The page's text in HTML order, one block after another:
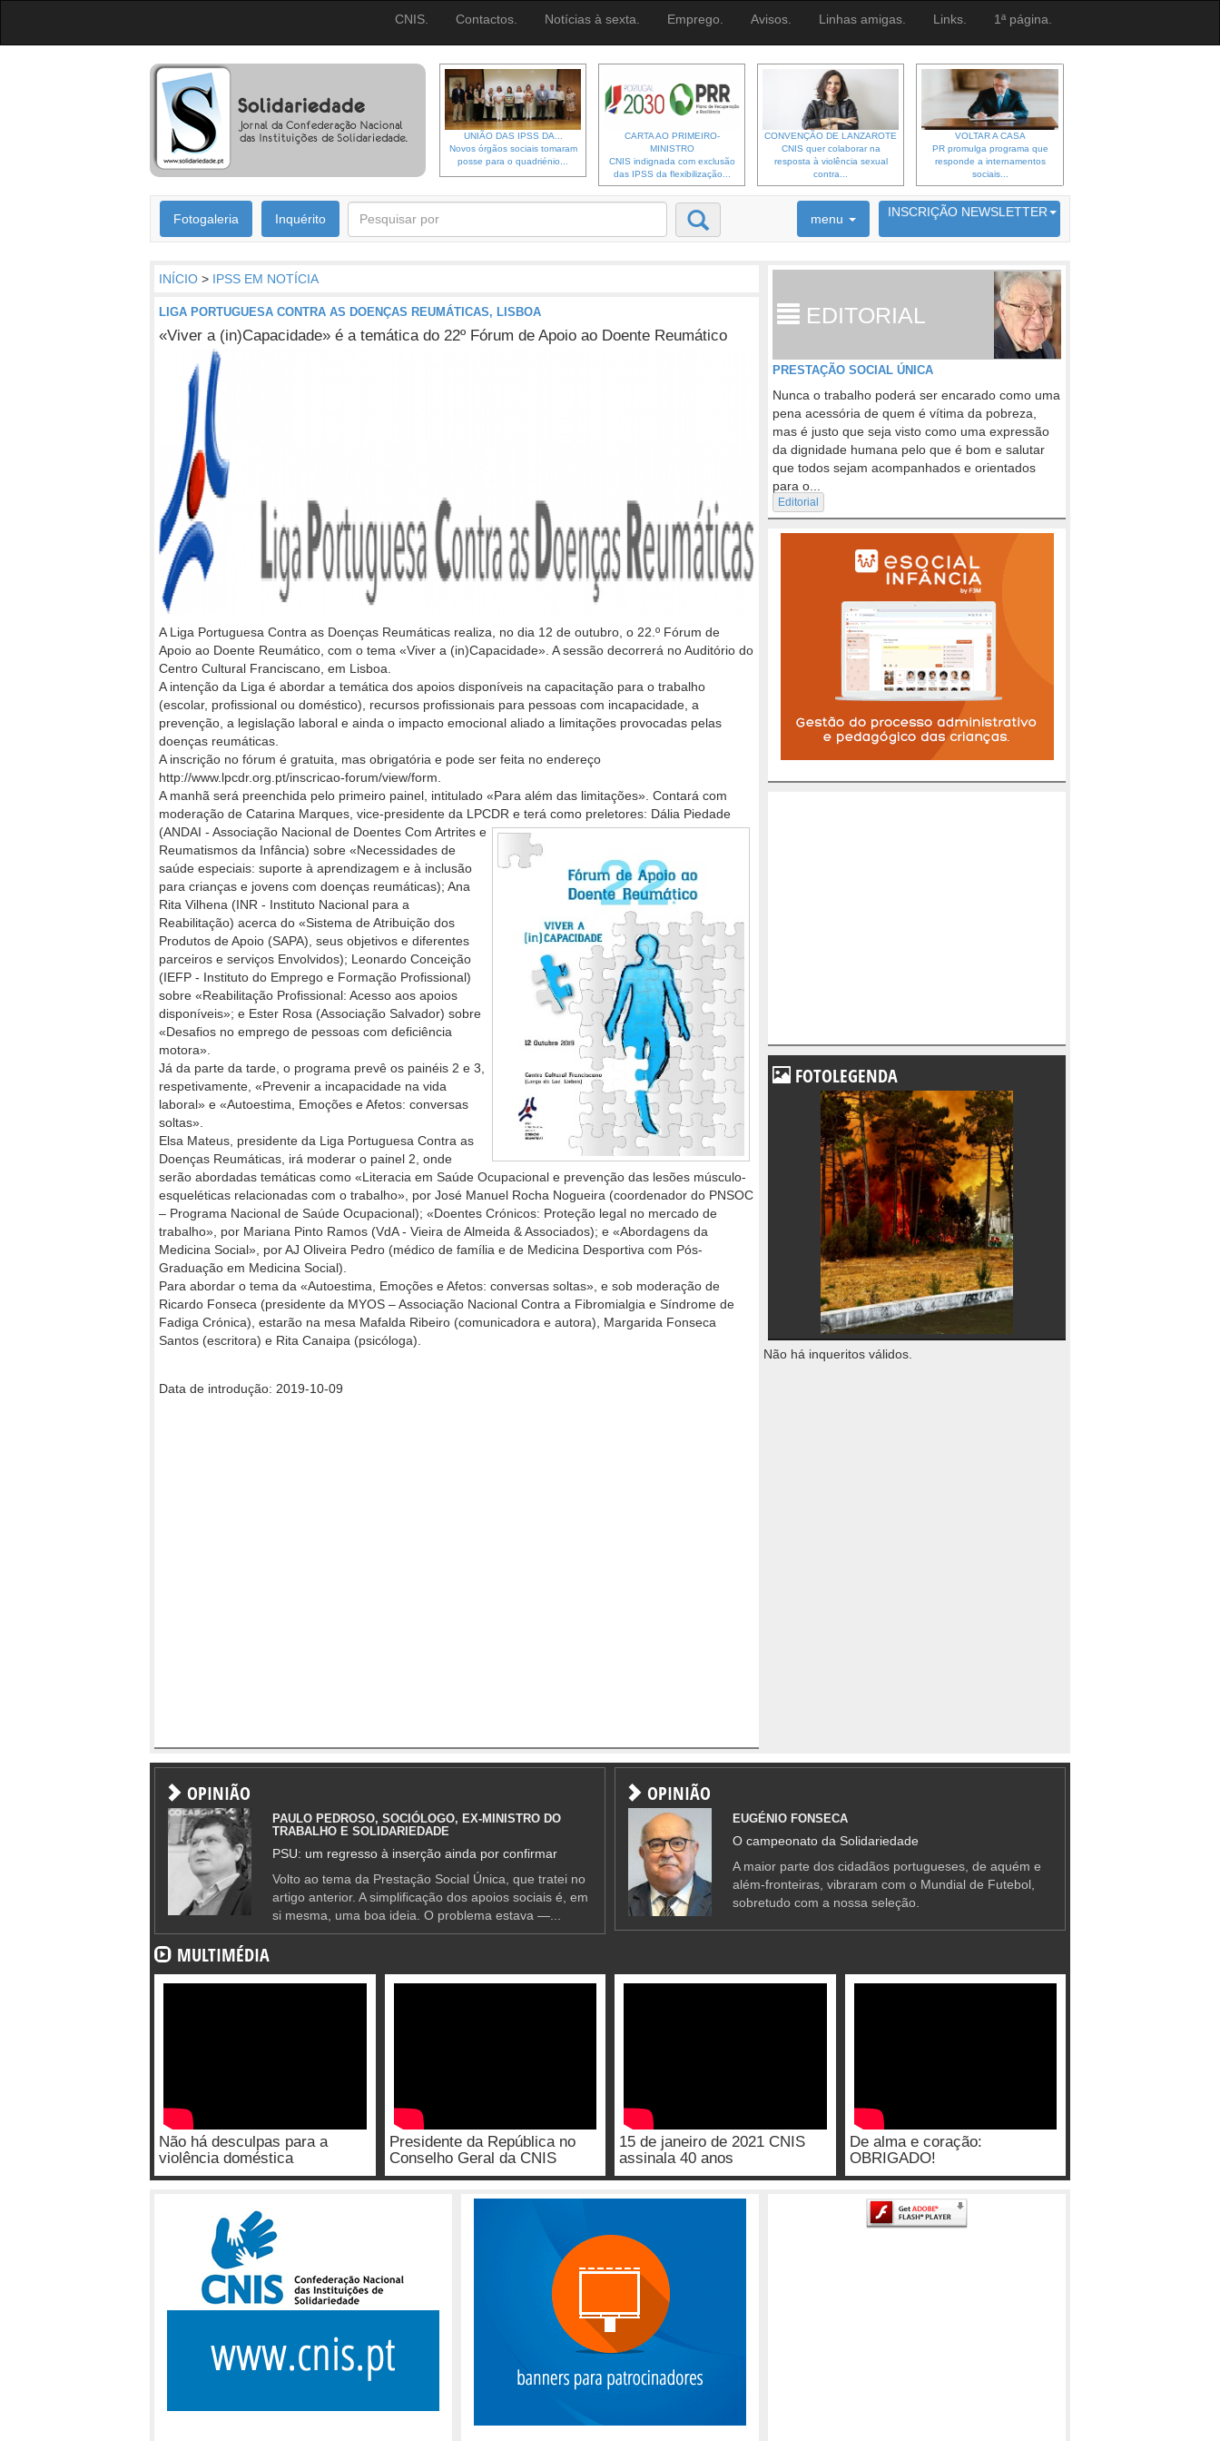
CNIS. Contactos. Notícias à sexta. Emprego. Avisos. Linhas amigas. Links. 1ª página.
UNIÃO DAS IPSS DA...
Novos órgãos sociais tomaram
posse para o quadriénio...
CARTA AO PRIMEIRO-
MINISTRO
CNIS indignada com exclusão
das IPSS da flexibilização...
CONVENÇÃO DE LANZAROTE
CNIS quer colaborar na
resposta à violência sexual
contra...
VOLTAR A CASA
PR promulga programa que
responde a internamentos
sociais...
Fotogaleria Inquérito menu INSCRIÇÃO NEWSLETTER
6692 membros inscritos
INÍCIO > IPSS EM NOTÍCIA
LIGA PORTUGUESA CONTRA AS DOENÇAS REUMÁTICAS, LISBOA
«Viver a (in)Capacidade» é a temática do 22º Fórum de Apoio ao Doente Reumático
A Liga Portuguesa Contra as Doenças Reumáticas realiza, no dia 12 de outubro, o 22.º Fórum de
Apoio ao Doente Reumático, com o tema «Viver a (in)Capacidade». A sessão decorrerá no Auditório do
Centro Cultural Franciscano, em Lisboa.
A intenção da Liga é abordar a temática dos apoios disponíveis na capacitação para o trabalho
(escolar, profissional ou doméstico), recursos profissionais para pessoas com incapacidade, a
prevenção, a legislação laboral e ainda o impacto emocional aliado a limitações provocadas pelas
doenças reumáticas.
A inscrição no fórum é gratuita, mas obrigatória e pode ser feita no endereço
http://www.lpcdr.org.pt/inscricao-forum/view/form.
A manhã será preenchida pelo primeiro painel, intitulado «Para além das limitações». Contará com
moderação de Catarina Marques, vice-presidente da LPCDR e terá como preletores: Dália Piedade
(ANDAI - Associação Nacional de Doentes Com Artrites e
Reumatismos da Infância) sobre «Necessidades de
saúde especiais: suporte à aprendizagem e à inclusão
para crianças e jovens com doenças reumáticas); Ana
Rita Vilhena (INR - Instituto Nacional para a
Reabilitação) acerca do «Sistema de Atribuição dos
Produtos de Apoio (SAPA), seus objetivos e diferentes
parceiros e serviços Envolvidos); Leonardo Conceição
(IEFP - Instituto do Emprego e Formação Profissional)
sobre «Reabilitação Profissional: Acesso aos apoios
disponíveis»; e Ester Rosa (Associação Salvador) sobre
«Desafios no emprego de pessoas com deficiência
motora».
Já da parte da tarde, o programa prevê os painéis 2 e 3,
respetivamente, «Prevenir a incapacidade na vida
laboral» e «Autoestima, Emoções e Afetos: conversas
soltas».
Elsa Mateus, presidente da Liga Portuguesa Contra as
Doenças Reumáticas, irá moderar o painel 2, onde
serão abordadas temáticas como «Literacia em Saúde Ocupacional e prevenção das lesões músculo-
esqueléticas relacionadas com o trabalho», por José Manuel Rocha Nogueira (coordenador do PNSOC
– Programa Nacional de Saúde Ocupacional); «Doentes Crónicos: Proteção legal no mercado de
trabalho», por Mariana Pinto Ramos (VdA - Vieira de Almeida & Associados); e «Abordagens da
Medicina Social», por AJ Oliveira Pedro (médico de família e de Medicina Desportiva com Pós-
Graduação em Medicina Social).
Para abordar o tema da «Autoestima, Emoções e Afetos: conversas soltas», e sob moderação de
Ricardo Fonseca (presidente da MYOS – Associação Nacional Contra a Fibromialgia e Síndrome de
Fadiga Crónica), estarão na mesa Mafalda Ribeiro (comunicadora e autora), Margarida Fonseca
Santos (escritora) e Rita Canaipa (psicóloga).
Data de introdução: 2019-10-09
EDITORIAL
PRESTAÇÃO SOCIAL ÚNICA
Nunca o trabalho poderá ser encarado como uma
pena acessória de quem é vítima da pobreza,
mas é justo que seja visto como uma expressão
da dignidade humana pelo que é bom e salutar
que todos sejam acompanhados e orientados
para o...
Editorial
FOTOLEGENDA
Não há inqueritos válidos.
OPINIÃO
PAULO PEDROSO, SOCIÓLOGO, EX-MINISTRO DO
TRABALHO E SOLIDARIEDADE
PSU: um regresso à inserção ainda por confirmar
Volto ao tema da Prestação Social Única, que tratei no
artigo anterior. A simplificação dos apoios sociais é, em
si mesma, uma boa ideia. O problema estava —...
OPINIÃO
EUGÉNIO FONSECA
O campeonato da Solidariedade
A maior parte dos cidadãos portugueses, de aquém e
além-fronteiras, vibraram com o Mundial de Futebol,
sobretudo com a nossa seleção.
MULTIMÉDIA
Não há desculpas para a
violência doméstica
Presidente da República no
Conselho Geral da CNIS
15 de janeiro de 2021 CNIS
assinala 40 anos
De alma e coração:
OBRIGADO!